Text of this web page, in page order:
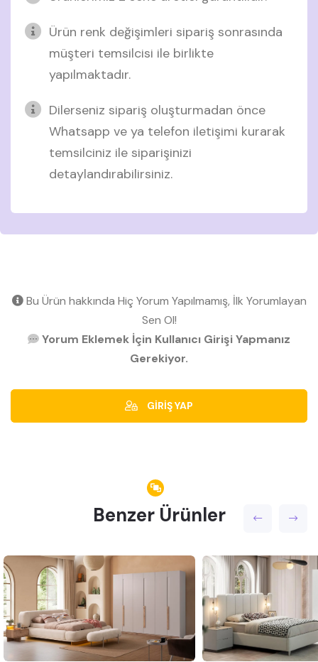
Ürün renk değişimleri sipariş sonrasında
müşteri temsilcisi ile birlikte
yapılmaktadır.
Dilerseniz sipariş oluşturmadan önce
Whatsapp ve ya telefon iletişimi kurarak
temsilciniz ile siparişinizi
detaylandırabilirsiniz.
Bu Ürün hakkında Hiç Yorum Yapılmamış, İlk Yorumlayan
Sen Ol!
Yorum Eklemek İçin Kullanıcı Girişi Yapmanız
Gerekiyor.
GİRİŞ YAP
Benzer Ürünler